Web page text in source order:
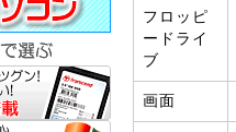
フロッピ
ードライ
ブ
画面